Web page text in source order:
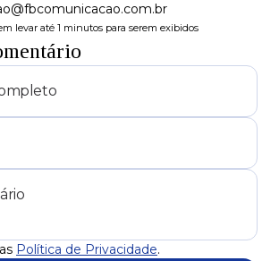
levar até 1 minutos para serem exibidos
Política de Privacidade.